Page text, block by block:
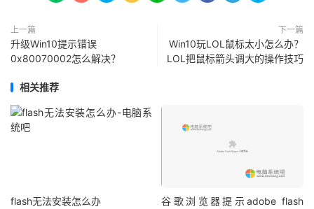
上一篇
升级Win10提示错误
0x80070002怎么解决？
下一篇
Win10玩LOL鼠标太小怎么办？
LOL把鼠标箭头调大的操作技巧
相关推荐
flash无法安装怎么办
谷歌浏览器提示adobe flash